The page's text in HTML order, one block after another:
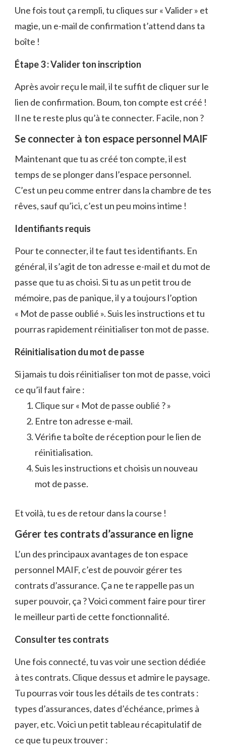
Une fois tout ça rempli, tu cliques sur « Valider » et
magie, un e-mail de confirmation t’attend dans ta
boîte !
Étape 3 : Valider ton inscription
Après avoir reçu le mail, il te suffit de cliquer sur le
lien de confirmation. Boum, ton compte est créé !
Il ne te reste plus qu’à te connecter. Facile, non ?
Se connecter à ton espace personnel MAIF
Maintenant que tu as créé ton compte, il est
temps de se plonger dans l’espace personnel.
C’est un peu comme entrer dans la chambre de tes
rêves, sauf qu’ici, c’est un peu moins intime !
Identifiants requis
Pour te connecter, il te faut tes identifiants. En
général, il s’agit de ton adresse e-mail et du mot de
passe que tu as choisi. Si tu as un petit trou de
mémoire, pas de panique, il y a toujours l’option
« Mot de passe oublié ». Suis les instructions et tu
pourras rapidement réinitialiser ton mot de passe.
Réinitialisation du mot de passe
Si jamais tu dois réinitialiser ton mot de passe, voici
ce qu’il faut faire :
Clique sur « Mot de passe oublié ? »
Entre ton adresse e-mail.
Vérifie ta boîte de réception pour le lien de
réinitialisation.
Suis les instructions et choisis un nouveau
mot de passe.
Et voilà, tu es de retour dans la course !
Gérer tes contrats d’assurance en ligne
L’un des principaux avantages de ton espace
personnel MAIF, c’est de pouvoir gérer tes
contrats d’assurance. Ça ne te rappelle pas un
super pouvoir, ça ? Voici comment faire pour tirer
le meilleur parti de cette fonctionnalité.
Consulter tes contrats
Une fois connecté, tu vas voir une section dédiée
à tes contrats. Clique dessus et admire le paysage.
Tu pourras voir tous les détails de tes contrats :
types d’assurances, dates d’échéance, primes à
payer, etc. Voici un petit tableau récapitulatif de
ce que tu peux trouver :